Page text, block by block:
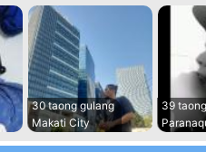
30 taong gulang
Makati City
39